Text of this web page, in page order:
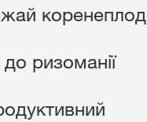
ризоманії